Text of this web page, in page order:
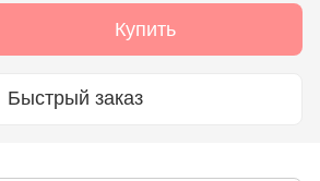
Купить
Быстрый заказ